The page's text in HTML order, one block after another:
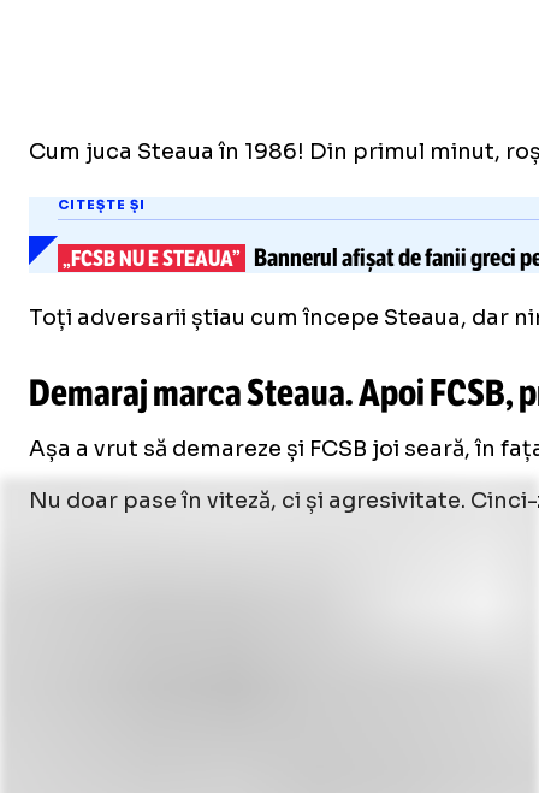
Cum juca Steaua în 1986! Din primul minut,
CITEȘTE ȘI
„FCSB NU E STEAUA” Bannerulafișat de fanii greci
Toți adversarii știau cum începe Steaua, dar
Demaraj marca Steaua. Apoi
Așa a vrut să demareze și FCSB joi seară, în
Nu doar pase în viteză, ci și agresivitate.